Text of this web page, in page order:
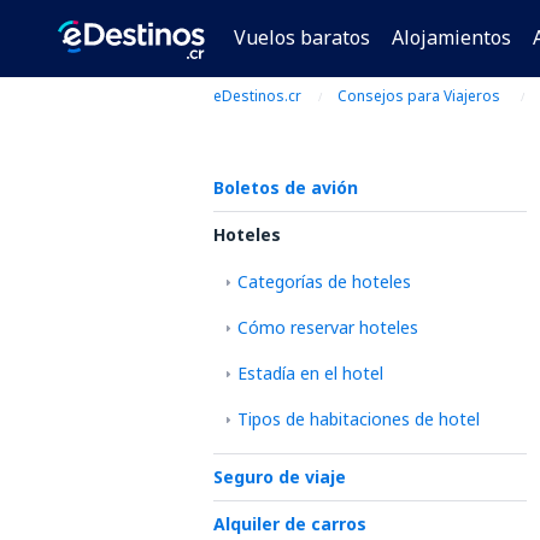
Vuelos baratos Alojamientos
eDestinos.cr Consejos para Viajeros
Boletos de avión
Hoteles
Categorías de hoteles
Cómo reservar hoteles
Estadía en el hotel
Tipos de habitaciones de hotel
Seguro de viaje
Alquiler de carros